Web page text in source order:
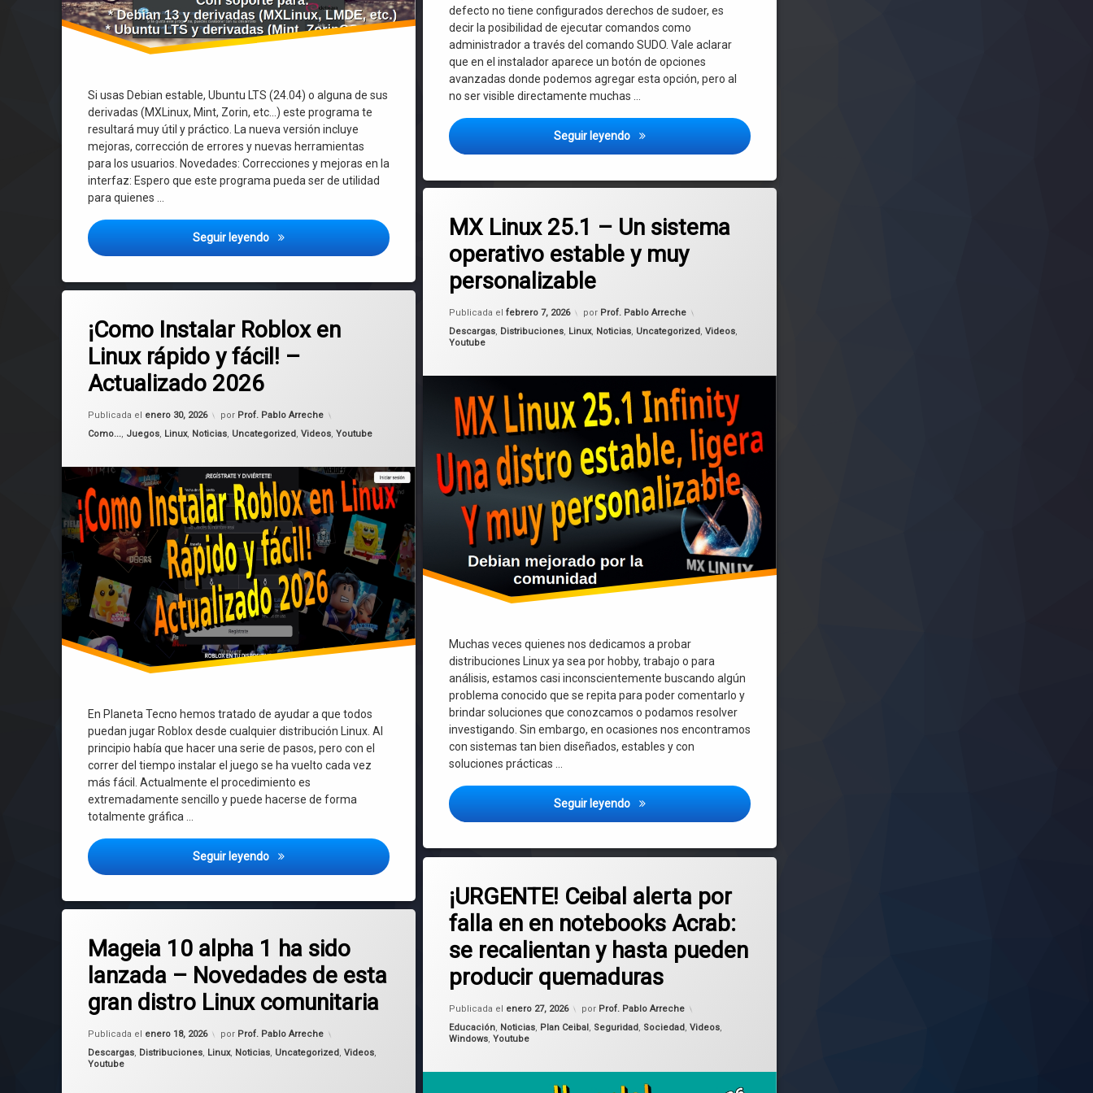
defecto no tiene configurados derechos de sudoer, es
decir la posibilidad de ejecutar comandos como
administrador a través del comando SUDO. Vale aclarar
que en el instalador aparece un botón de opciones
avanzadas donde podemos agregar esta opción, pero al
no ser visible directamente muchas …
Seguir leyendo Mageia: como configurar sudo y agregar usuarios
Si usas Debian estable, Ubuntu LTS (24.04) o alguna de sus
derivadas (MXLinux, Mint, Zorin, etc…) este programa te
resultará muy útil y práctico. La nueva versión incluye
mejoras, corrección de errores y nuevas herramientas
para los usuarios. Novedades: Correcciones y mejoras en la
interfaz: Espero que este programa pueda ser de utilidad
para quienes …
Seguir leyendo Administrador del Sistema Planeta Tecno 2.0 para Debian, Ubuntu y derivadas ¡Con instalador de Wine y Lutris!
MX Linux 25.1 – Un sistema
operativo estable y muy
personalizable
Publicada elfebrero 7, 2026
Actualizado el febrero 7, 2026
por Prof. Pablo Arreche
Categorías:
Descargas, Distribuciones, Linux, Noticias, Uncategorized,Videos,
Youtube
Muchas veces quienes nos dedicamos a probar
distribuciones Linux ya sea por hobby, trabajo o para
análisis, estamos casi inconscientemente buscando algún
problema conocido que se repita para poder comentarlo y
brindar soluciones que conozcamos o podamos resolver
investigando. Sin embargo, en ocasiones nos encontramos
con sistemas tan bien diseñados, estables y con
soluciones prácticas …
Seguir leyendo MX Linux 25.1 – Un sistema operativo estable y muy personalizable
Linux
MX Linux
MX Linux 25
¡Como Instalar Roblox en
Linux rápido y fácil! –
Actualizado 2026
Publicada el enero 30, 2026
Actualizado el
por Prof. Pablo Arreche
Categorías:
Como... Juegos Linux, Noticias Uncategorized ,Videos ,Youtube
En Planeta Tecno hemos tratado de ayudar a que todos
puedan jugar Roblox desde cualquier distribución Linux. Al
principio había que hacer una serie de pasos, pero con el
correr del tiempo instalar el juego se ha vuelto cada vez
más fácil. Actualmente el procedimiento es
extremadamente sencillo y puede hacerse de forma
totalmente gráfica …
Seguir leyendo ¡Como Instalar Roblox en Linux rápido y fácil! – Actualizado 2026
Roblox
Sober
¡URGENTE! Ceibal alerta por
falla en en notebooks Acrab:
se recalientan y hasta pueden
producir quemaduras
Publicada el enero 27, 2026
Actualizado el
por Prof. Pablo Arreche
Categorías:
Educación Noticias Plan Ceibal Seguridad Sociedad ,Videos
Windows ,Youtube
Acrab
Ceibal
fallas
Mageia 10 alpha 1 ha sido
lanzada – Novedades de esta
gran distro Linux comunitaria
Publicada el enero 18, 2026
Actualizado el
por Prof. Pablo Arreche
Categorías:
Descargas Distribuciones Linux, Noticias Uncategorized ,Videos
Youtube
comunitaria
Linux
Mageia
mageia 10
en Mageia 10 alpha 1 ha sido lanzada – Novedades de esta gran distro Linux comunitaria